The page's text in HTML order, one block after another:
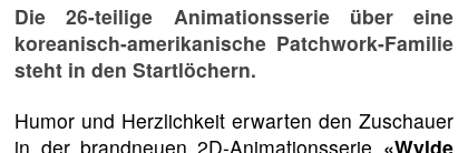
Die 26-teilige Animationsserie über eine
koreanisch-amerikanische Patchwork-Familie
steht in den Startlöchern.
Humor und Herzlichkeit erwarten den Zuschauer
in der brandneuen 2D-Animationsserie «Wylde